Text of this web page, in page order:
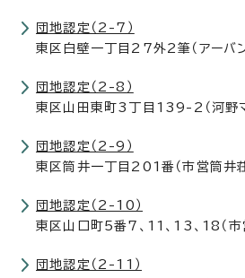
団地認定（2-7）
東区白壁一丁目27外2筆（アーバン
団地認定（2-8）
東区山田東町3丁目139-2（河野マ
団地認定（2-9）
東区筒井一丁目201番（市営筒井荘
団地認定（2-10）
東区山口町5番7、11、13、18（市
団地認定（2-11）